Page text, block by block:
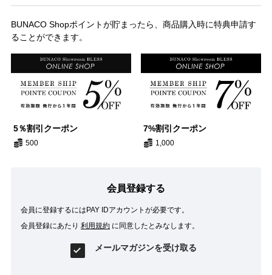
BUNACO Shopポイントが貯まったら、商品購入時に特典申請す
ることができます。
5％割引クーポン
500
7%割引クーポン
1,000
会員登録する
会員に登録するにはPAY IDアカウントが必要です。
会員登録にあたり 利用規約 に同意したとみなします。
メールマガジンを受け取る